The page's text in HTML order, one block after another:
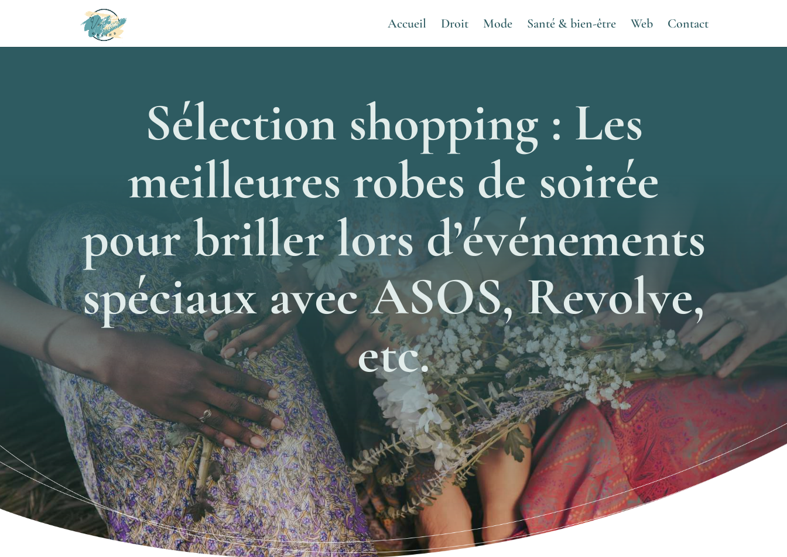
Accueil Droit Mode Santé & bien-être Web Contact
Sélection shopping : Les
meilleures robes de soirée
pour briller lors d’événements
spéciaux avec ASOS, Revolve,
etc.